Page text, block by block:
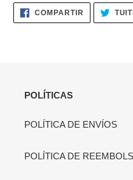
COMPARTIR COMPARTIR
FACEBOOK
POLÍTICAS
POLÍTICA DE ENVÍOS
POLÍTICA DE